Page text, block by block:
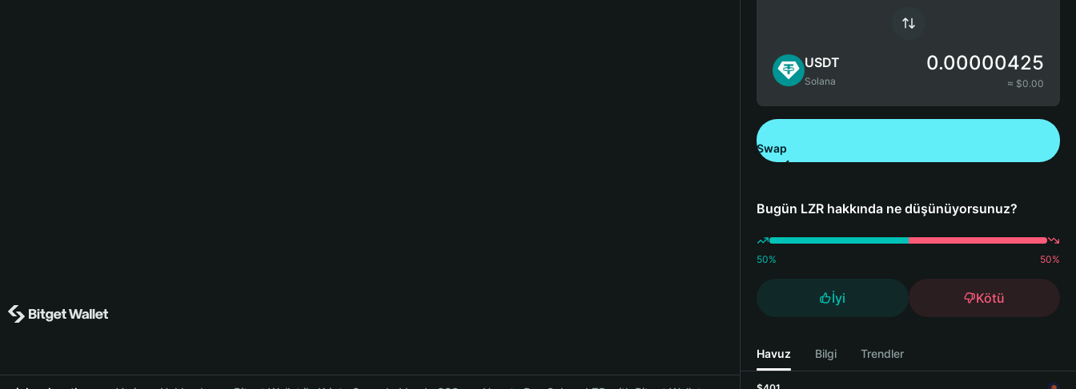
USDT
Solana
0.00000425
≈ $0.00
Swap
Bugün LZR hakkında ne düşünüyorsunuz?
50% 50%
İyi Kötü
Havuz Bilgi Trendler